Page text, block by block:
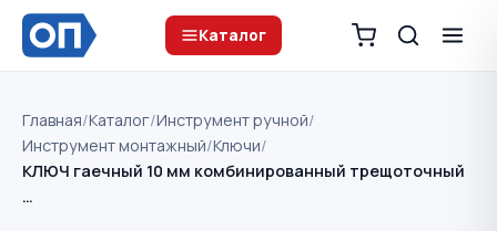
Каталог
Главная/Каталог/Инструмент ручной/
Инструмент монтажный/Ключи/
КЛЮЧ гаечный 10 мм комбинированный трещоточный
…